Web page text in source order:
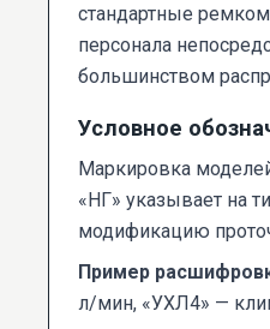
стандартные
персонала
большинством
Условное
Маркировка
«НГ» указывает на
модификацию
Пример
л/мин, «УХЛ4» —